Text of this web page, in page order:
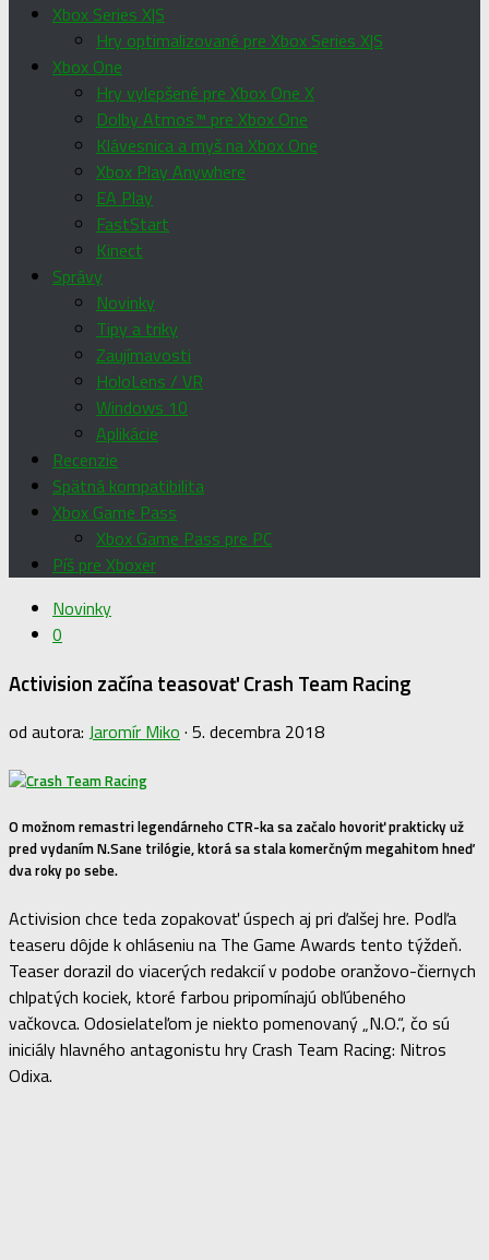
Xbox Series X|S
Hry optimalizované pre Xbox Series X|S
Xbox One
Hry vylepšené pre Xbox One X
Dolby Atmos™ pre Xbox One
Klávesnica a myš na Xbox One
Xbox Play Anywhere
EA Play
FastStart
Kinect
Správy
Novinky
Tipy a triky
Zaujímavosti
HoloLens / VR
Windows 10
Aplikácie
Recenzie
Spätná kompatibilita
Xbox Game Pass
Xbox Game Pass pre PC
Píš pre Xboxer
Novinky
0
Activision začína teasovať Crash Team Racing
od autora: Jaromír Miko · 5. decembra 2018
O možnom remastri legendárneho CTR-ka sa začalo hovoriť prakticky už
pred vydaním N.Sane trilógie, ktorá sa stala komerčným megahitom hneď
dva roky po sebe.
Activision chce teda zopakovať úspech aj pri ďalšej hre. Podľa
teaseru dôjde k ohláseniu na The Game Awards tento týždeň.
Teaser dorazil do viacerých redakcií v podobe oranžovo-čiernych
chlpatých kociek, ktoré farbou pripomínajú obľúbeného
vačkovca. Odosielateľom je niekto pomenovaný „N.O.“, čo sú
iniciály hlavného antagonistu hry Crash Team Racing: Nitros
Odixa.